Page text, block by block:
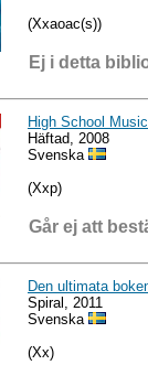
(Xxaoac(s))
Ej i detta
High School
Häftad, 2008
Svenska
(Xxp)
Går ej att
Den ultimata
Spiral, 2011
Svenska
(Xx)